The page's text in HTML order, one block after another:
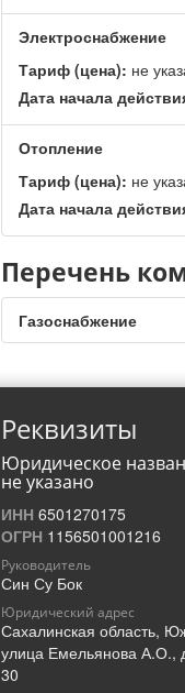
Электроснабжение
Тариф (цена): не
Дата начала
Отопление
Тариф (цена): не
Дата начала
Перечень
Газоснабжение
Реквизиты
Юридическое
не указано
ИНН 6501270175
ОГРН 1156501001216
Руководитель
Син Су Бок
Юридический адрес
Сахалинская область,
улица Емельянова А.О.,
30